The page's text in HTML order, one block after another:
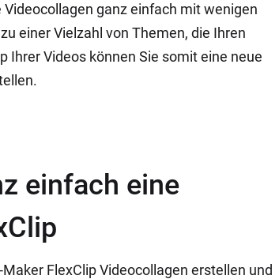
ganz einfach mit wenigen
einer Vielzahl von Themen, die Ihren
Ihrer Videos können Sie somit eine neue
einfach eine
FlexClip Videocollagen erstellen und